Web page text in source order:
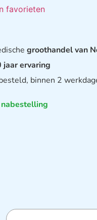
favorieten
groothandel van
jaar ervaring
binnen 2